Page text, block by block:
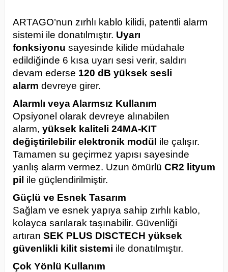
ARTAGO’nun zırhlı kablo kilidi, patentli alarm
sistemi ile donatılmıştır. Uyarı
fonksiyonu sayesinde kilide müdahale
edildiğinde 6 kısa uyarı sesi verir, saldırı
devam ederse 120 dB yüksek sesli
alarm devreye girer.
Alarmlı veya Alarmsız Kullanım
Opsiyonel olarak devreye alınabilen
alarm, yüksek kaliteli 24MA-KIT
değiştirilebilir elektronik modül ile çalışır.
Tamamen su geçirmez yapısı sayesinde
yanlış alarm vermez. Uzun ömürlü CR2 lityum
pil ile güçlendirilmiştir.
Güçlü ve Esnek Tasarım
Sağlam ve esnek yapıya sahip zırhlı kablo,
kolayca sarılarak taşınabilir. Güvenliği
artıran SEK PLUS DISCTECH yüksek
güvenlikli kilit sistemi ile donatılmıştır.
Çok Yönlü Kullanım